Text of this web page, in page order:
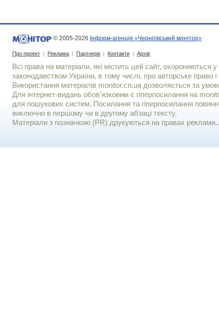
© 2005-2026 Інформ-агенція «Чернігівський монітор»
Про проект | Реклама | Партнери | Контакти | Архів
Всі права на матеріали, які містить цей сайт, охороняються у
законодавством України, в тому числі, про авторське право і
Використання матерiалiв monitor.cn.ua дозволяється за
Для iнтернет-видань обов'язковим є гiперпосилання на
для пошукових систем. Посилання та гіперпосилання
виключно в першому чи в другому абзаці тексту.
Матеріали з позначкою (PR) друкуються на правах реклами..